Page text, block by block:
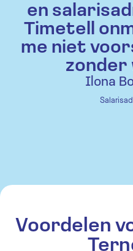
en
Timetell
me niet
zonder
Ilona
Voordelen